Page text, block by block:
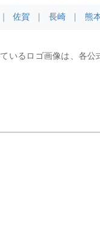
佐賀 長崎 熊
いるロゴ画像は、各